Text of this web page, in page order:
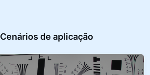
Cenários de aplicação